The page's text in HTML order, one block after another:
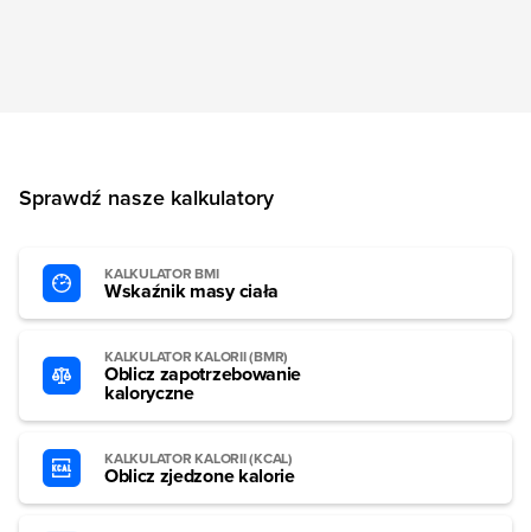
Sprawdź nasze kalkulatory
KALKULATOR BMI
Wskaźnik masy ciała
KALKULATOR KALORII (BMR)
Oblicz zapotrzebowanie
kaloryczne
KALKULATOR KALORII (KCAL)
Oblicz zjedzone kalorie